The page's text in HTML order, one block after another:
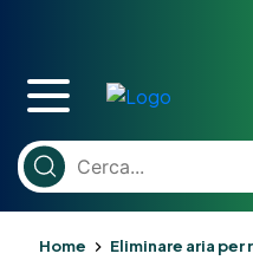
Home Eliminare aria